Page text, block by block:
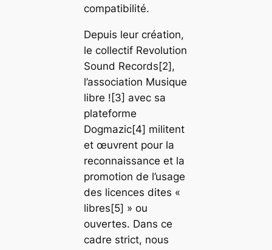
compatibilité.
Depuis leur création,
le collectif Revolution
Sound Records[2],
l’association Musique
libre ![3] avec sa
plateforme
Dogmazic[4] militent
et œuvrent pour la
reconnaissance et la
promotion de l’usage
des licences dites «
libres[5] » ou
ouvertes. Dans ce
cadre strict, nous